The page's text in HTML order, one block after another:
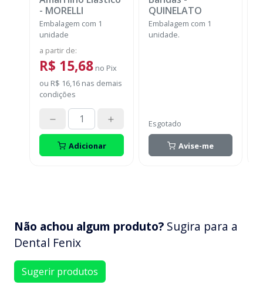
- MORELLI
Embalagem com 1
unidade
a partir de:
R$ 15,68 no Pix
ou R$ 16,16 nas demais
condições
Adicionar
QUINELATO
Embalagem com 1
unidade.
Esgotado
Avise-me
Não achou algum produto? Sugira para a
Dental Fenix
Sugerir produtos